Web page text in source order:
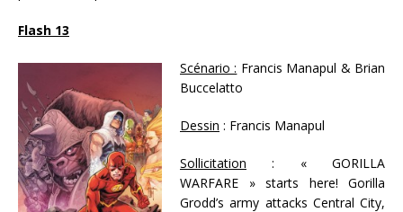
Flash 13
Scénario : Francis Manapul & Brian
Buccelatto
Dessin : Francis Manapul
Sollicitation : « GORILLA
WARFARE » starts here! Gorilla
Grodd’s army attacks Central City,